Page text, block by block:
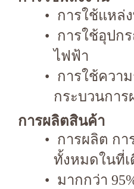
การใช้แหล่
การใช้อุปก
ไฟฟ้า
การใช้ควา
กระบวนการ
การผลิตสินค้า
การผลิต ก
ทั้งหมดในที่เ
มากกว่า